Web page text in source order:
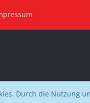
Durch die Nutzung